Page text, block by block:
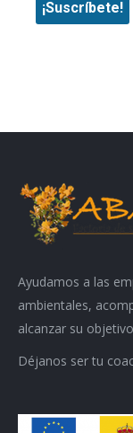
Ayudamos a las
ambientales,
alcanzar su
Déjanos ser tu